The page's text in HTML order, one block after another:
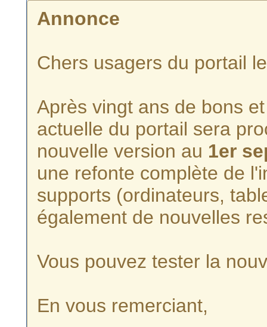
Annonce
Chers usagers du portail
Après vingt ans de bons
actuelle du portail sera
nouvelle version au 1er
une refonte complète de
supports (ordinateurs,
également de nouvelles
Vous pouvez tester la
En vous remerciant,